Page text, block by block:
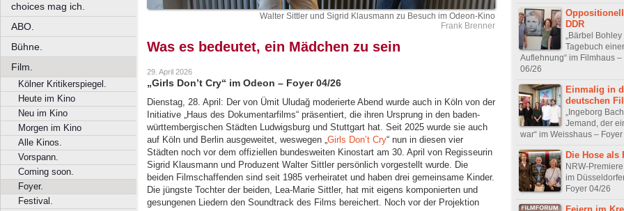
choices mag ich.
ABO.
Bühne.
Film.
Kölner Kritikerspiegel.
Heute im Kino
Neu im Kino
Morgen im Kino
Alle Kinos.
Vorspann.
Coming soon.
Foyer.
Festival.
Walter Sittler und Sigrid Klausmann zu Besuch im Odeon-Kino
Frank Brenner
Was es bedeutet, ein Mädchen zu sein
29. April 2026
„Girls Don’t Cry“ im Odeon – Foyer 04/26
Dienstag, 28. April: Der von Ümit Uludağ moderierte Abend wurde auch in Köln von der
Initiative „Haus des Dokumentarfilms“ präsentiert, die ihren Ursprung in den baden-
württembergischen Städten Ludwigsburg und Stuttgart hat. Seit 2025 wurde sie auch
auf Köln und Berlin ausgeweitet, weswegen „Girls Don’t Cry“ nun in diesen vier
Städten noch vor dem offiziellen bundesweiten Kinostart am 30. April von Regisseurin
Sigrid Klausmann und Produzent Walter Sittler persönlich vorgestellt wurde. Die
beiden Filmschaffenden sind seit 1985 verheiratet und haben drei gemeinsame Kinder.
Die jüngste Tochter der beiden, Lea-Marie Sittler, hat mit eigens komponierten und
gesungenen Liedern den Soundtrack des Films bereichert. Noch vor der Projektion
DDR
„Bärbel Bohley
Tagebuch einer
Auflehnung“ im Filmhaus –
06/26
Einmalig in
deutschen
„Ingeborg
Jemand, der
war“ im Weisshaus –
Die Hose als
NRW-Premiere
im
Foyer 04/26